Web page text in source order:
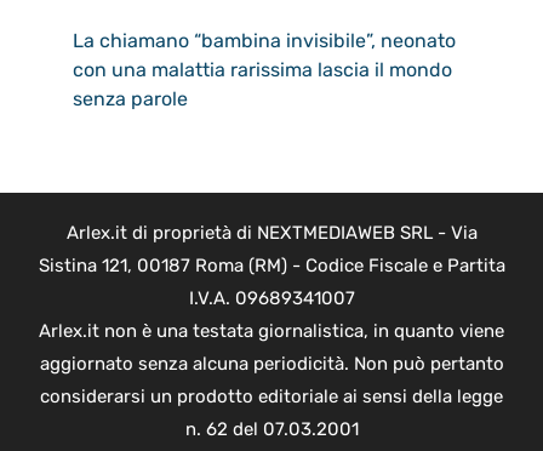
La chiamano “bambina invisibile”, neonato
con una malattia rarissima lascia il mondo
senza parole
Arlex.it di proprietà di NEXTMEDIAWEB SRL - Via
Sistina 121, 00187 Roma (RM) - Codice Fiscale e Partita
I.V.A. 09689341007
Arlex.it non è una testata giornalistica, in quanto viene
aggiornato senza alcuna periodicità. Non può pertanto
considerarsi un prodotto editoriale ai sensi della legge
n. 62 del 07.03.2001